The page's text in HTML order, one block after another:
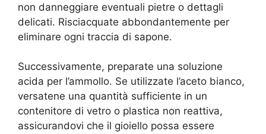
non danneggiare eventuali pietre o dettagli
delicati. Risciacquate abbondantemente per
eliminare ogni traccia di sapone.
Successivamente, preparate una soluzione
acida per l’ammollo. Se utilizzate l’aceto bianco,
versatene una quantità sufficiente in un
contenitore di vetro o plastica non reattiva,
assicurandovi che il gioiello possa essere